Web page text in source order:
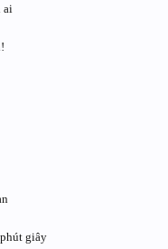
ai
giây